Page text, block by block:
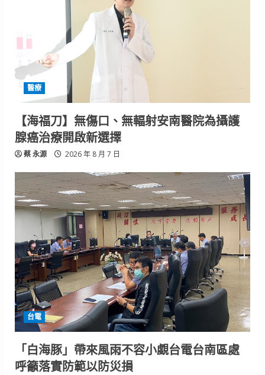
醫療
【海福刀】無傷口、無輻射安南醫院為攝護
腺癌治療開啟新選擇
蔡 永源 2026 年 8 月 7 日
台電
「白海豚」帶來風雨不容小覷台電台南區處
呼籲落實防範以防災損